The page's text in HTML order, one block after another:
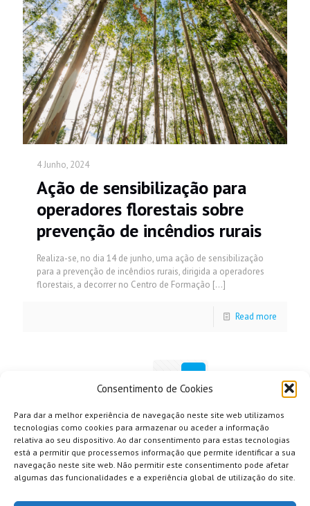
Consentimento de Cookies
Para dar a melhor experiência de navegação neste site web utilizamos
tecnologias como cookies para armazenar ou aceder a informação
relativa ao seu dispositivo. Ao dar consentimento para estas tecnologias
está a permitir que processemos informação que permite identificar a sua
navegação neste site web. Não permitir este consentimento pode afetar
algumas das funcionalidades e a experiência global de utilização do site.
4 Junho, 2024
Ação de sensibilização para
operadores florestais sobre
prevenção de incêndios rurais
Realiza-se, no dia 14 de junho, uma ação de sensibilização
para a prevenção de incêndios rurais, dirigida a operadores
florestais, a decorrer no Centro de Formação […]
Read more
2